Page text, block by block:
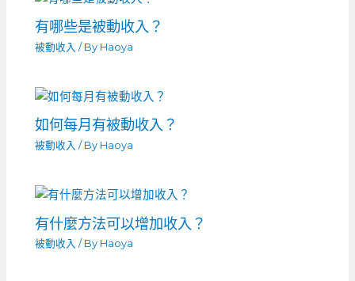
有哪些是被動收入？
被動收入 / By Haoya
如何每月有被動收入？
被動收入 / By Haoya
有什麼方法可以增加收入？
被動收入 / By Haoya